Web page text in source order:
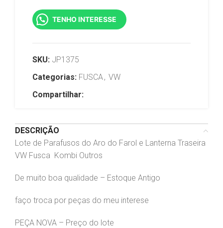
TENHO INTERESSE
SKU: JP1375
Categorias: FUSCA, VW
Compartilhar:
DESCRIÇÃO
Lote de Parafusos do Aro do Farol e Lanterna Traseira
VW Fusca Kombi Outros
De muito boa qualidade – Estoque Antigo
faço troca por peças do meu interese
PEÇA NOVA – Preço do lote